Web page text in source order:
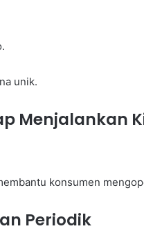
unik.
Menjalankan
konsumen
Periodik